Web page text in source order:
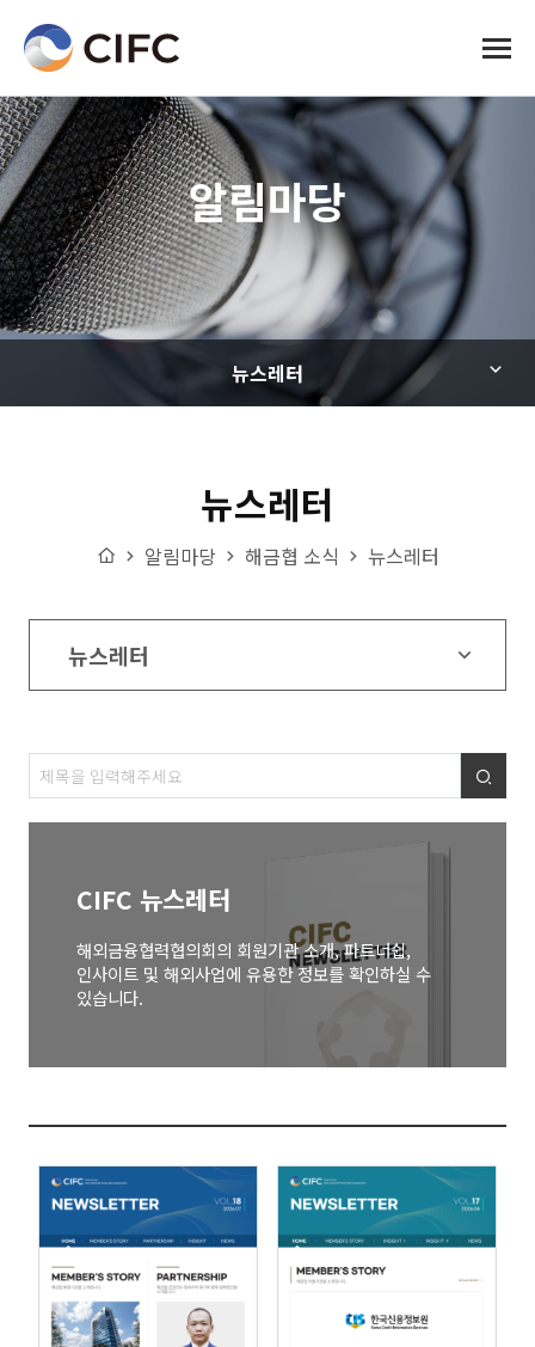
전체메
알림마당
뉴스레터
뉴스레터
Home
알림마당 해금협 소식 뉴스레터
뉴스레터
검색
CIFC 뉴스레터
해외금융협력협의회의 회원기관 소개, 파트너쉽,
인사이트 및 해외사업에 유용한 정보를 확인하실 수
있습니다.